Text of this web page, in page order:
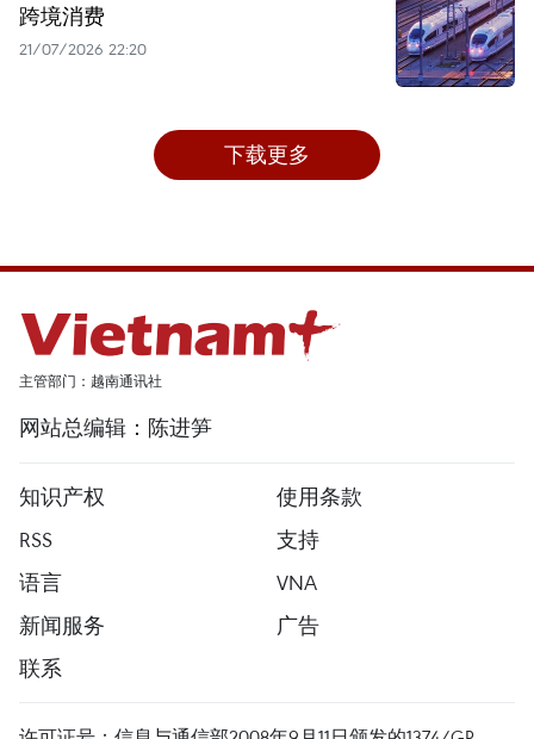
跨境消费
21/07/2026 22:20
下载更多
主管部门：越南通讯社
网站总编辑：陈进笋
知识产权
使用条款
RSS
支持
语言
VNA
新闻服务
广告
联系